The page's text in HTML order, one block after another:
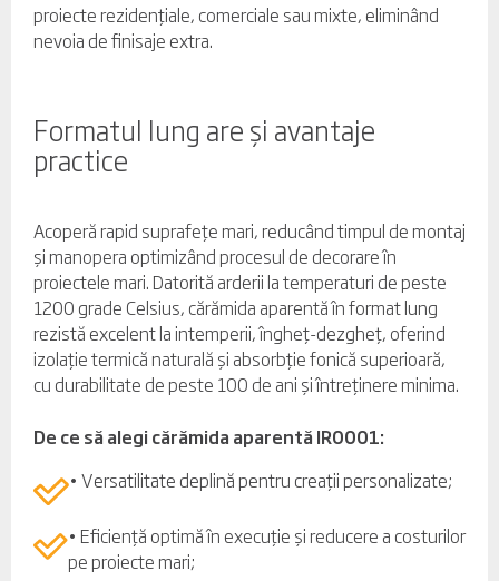
proiecte rezidențiale, comerciale sau mixte, eliminând
nevoia de finisaje extra.
Formatul lung are și avantaje
practice
Acoperă rapid suprafețe mari, reducând timpul de montaj
și manopera optimizând procesul de decorare în
proiectele mari. Datorită arderii la temperaturi de peste
1200 grade Celsius, cărămida aparentă în format lung
rezistă excelent la intemperii, îngheț-dezgheț, oferind
izolație termică naturală și absorbție fonică superioară,
cu durabilitate de peste 100 de ani și întreținere minima.
De ce să alegi cărămida aparentă IR0001:
• Versatilitate deplină pentru creații personalizate;
• Eficiență optimă în execuție și reducere a costurilor
pe proiecte mari;